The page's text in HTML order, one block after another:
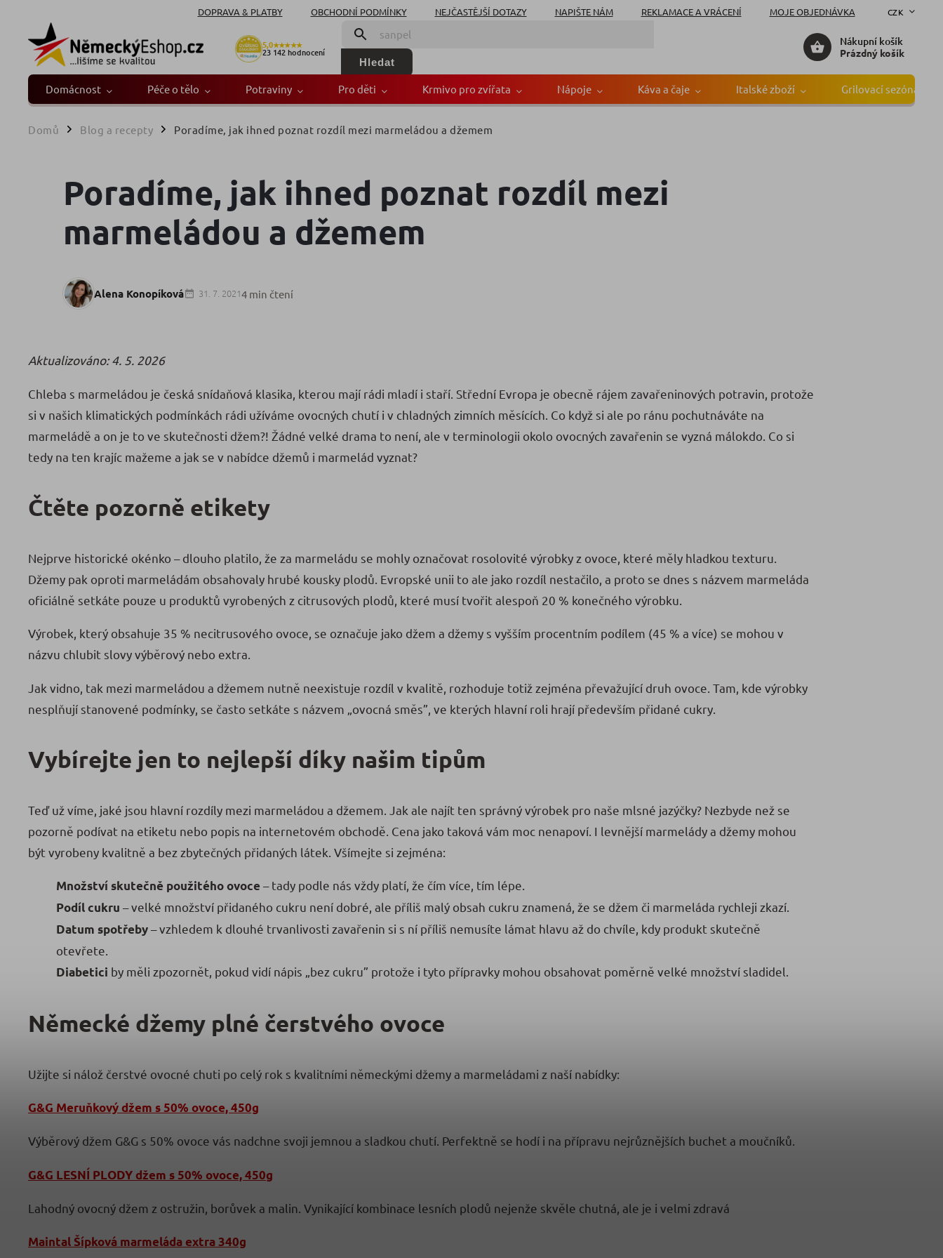
DOPRAVA & PLATBY OBCHODNÍ PODMÍNKY NEJČASTĚJŠÍ DOTAZY NAPIŠTE NÁM REKLAMACE A VRÁCENÍ MOJE OBJEDNÁVKA CZK
5,0★★★★★
23 142hodnocení
Hledat
Nákupní košík
Prázdný košík
Domácnost Péče o tělo Potraviny Pro děti Krmivo pro zvířata Nápoje Káva a čaje Italské zboží Grilovací sezóna
Domů / Blog a recepty / Poradíme, jak ihned poznat rozdíl mezi marmeládou a džemem
Poradíme, jak ihned poznat rozdíl mezi
marmeládou a džemem
Alena Konopíková 31. 7. 20214 min čtení
Aktualizováno: 4. 5. 2026
Chleba s marmeládou je česká snídaňová klasika, kterou mají rádi mladí i staří. Střední Evropa je obecně rájem zavařeninových potravin, protože
si v našich klimatických podmínkách rádi užíváme ovocných chutí i v chladných zimních měsících. Co když si ale po ránu pochutnáváte na
marmeládě a on je to ve skutečnosti džem?! Žádné velké drama to není, ale v terminologii okolo ovocných zavařenin se vyzná málokdo. Co si
tedy na ten krajíc mažeme a jak se v nabídce džemů i marmelád vyznat?
Čtěte pozorně etikety
Nejprve historické okénko – dlouho platilo, že za marmeládu se mohly označovat rosolovité výrobky z ovoce, které měly hladkou texturu.
Džemy pak oproti marmeládám obsahovaly hrubé kousky plodů. Evropské unii to ale jako rozdíl nestačilo, a proto se dnes s názvem marmeláda
oficiálně setkáte pouze u produktů vyrobených z citrusových plodů, které musí tvořit alespoň 20 % konečného výrobku.
Výrobek, který obsahuje 35 % necitrusového ovoce, se označuje jako džem a džemy s vyšším procentním podílem (45 % a více) se mohou v
názvu chlubit slovy výběrový nebo extra.
Jak vidno, tak mezi marmeládou a džemem nutně neexistuje rozdíl v kvalitě, rozhoduje totiž zejména převažující druh ovoce. Tam, kde výrobky
nesplňují stanovené podmínky, se často setkáte s názvem „ovocná směs”, ve kterých hlavní roli hrají především přidané cukry.
Vybírejte jen to nejlepší díky našim tipům
Teď už víme, jaké jsou hlavní rozdíly mezi marmeládou a džemem. Jak ale najít ten správný výrobek pro naše mlsné jazýčky? Nezbyde než se
pozorně podívat na etiketu nebo popis na internetovém obchodě. Cena jako taková vám moc nenapoví. I levnější marmelády a džemy mohou
být vyrobeny kvalitně a bez zbytečných přidaných látek. Všímejte si zejména:
Množství skutečně použitého ovoce – tady podle nás vždy platí, že čím více, tím lépe.
Podíl cukru – velké množství přidaného cukru není dobré, ale příliš malý obsah cukru znamená, že se džem či marmeláda rychleji zkazí.
Datum spotřeby– vzhledem k dlouhé trvanlivosti zavařenin si s ní příliš nemusíte lámat hlavu až do chvíle, kdy produkt skutečně
otevřete.
Diabetici by měli zpozornět, pokud vidí nápis „bez cukru” protože i tyto přípravky mohou obsahovat poměrně velké množství sladidel.
Německé džemy plné čerstvého ovoce
Užijte si nálož čerstvé ovocné chuti po celý rok s kvalitními německými džemy a marmeládami z naší nabídky:
G&G Meruňkový džem s 50% ovoce, 450g
Výběrový džem G&G s 50% ovoce vás nadchne svoji jemnou a sladkou chutí. Perfektně se hodí i na přípravu nejrůznějších buchet a moučníků.
G&G LESNÍ PLODY džem s 50% ovoce, 450g
Lahodný ovocný džem z ostružin, borůvek a malin. Vynikající kombinace lesních plodů nejenže skvěle chutná, ale je i velmi zdravá
Maintal Šípková marmeláda extra 340g